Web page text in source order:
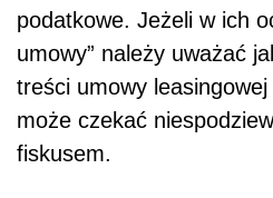
podatkowe. Jeżeli w ich
umowy” należy uważać
treści umowy
może czekać
fiskusem.